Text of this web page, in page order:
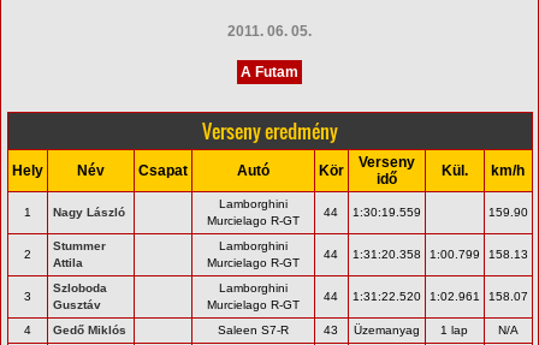
2011. 06. 05.
A Futam
Verseny eredmény
Hely Név Csapat Autó Kör
Verseny
idő
Kül. km/h
1 Nagy László
Lamborghini
Murcielago R-GT
44 1:30:19.559 159.90
2
Stummer
Attila
Lamborghini
Murcielago R-GT
44 1:31:20.358 1:00.799 158.13
3
Szloboda
Gusztáv
Lamborghini
Murcielago R-GT
44 1:31:22.520 1:02.961 158.07
4 Gedő Miklós Saleen S7-R 43 Üzemanyag 1 lap
N/A